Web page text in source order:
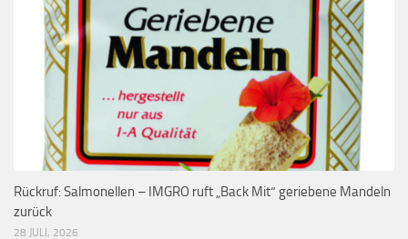
Rückruf: Salmonellen – IMGRO ruft „Back Mit“ geriebene Mandeln
zurück
28 JULI, 2026